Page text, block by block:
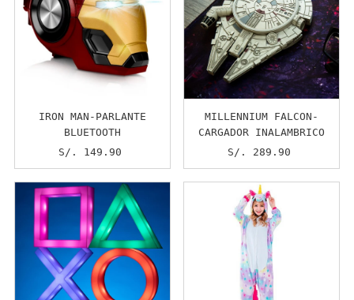
IRON MAN-PARLANTE
BLUETOOTH
Precio
normal
S/. 149.90
MILLENNIUM FALCON-
CARGADOR INALAMBRICO
Precio
normal
S/. 289.90